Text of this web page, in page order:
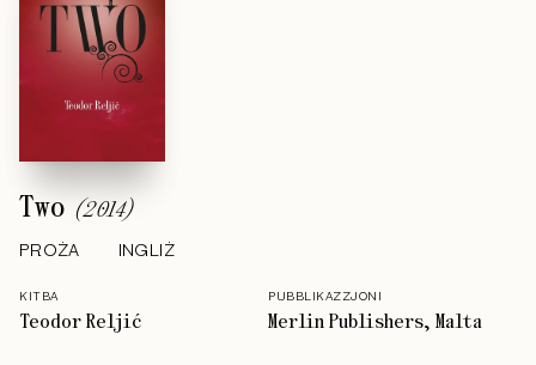
Two (2014)
PROŻA INGLIŻ
KITBA
Teodor Reljić
PUBBLIKAZZJONI
Merlin Publishers, Malta